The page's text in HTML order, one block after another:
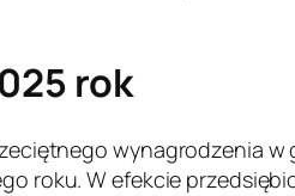
rok
wynagrodzenia
roku. W efekcie